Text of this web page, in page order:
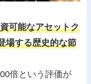
可能なアセットク
場する歴史的な節
倍という評価が